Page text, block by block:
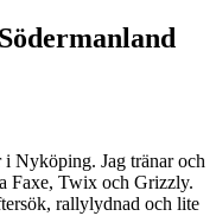
i Nyköping. Jag tränar och
Faxe, Twix och Grizzly.
rallylydnad och lite